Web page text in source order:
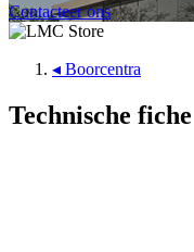
Contacteer ons
◂ Boorcentra
Technische fiche